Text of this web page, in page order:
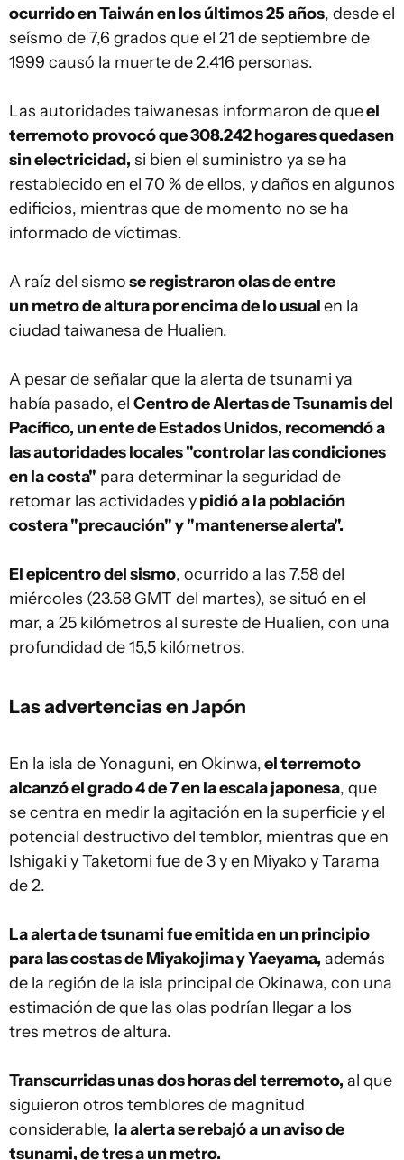
ocurrido en Taiwán en los últimos 25 años, desde el
seísmo de 7,6 grados que el 21 de septiembre de
1999 causó la muerte de 2.416 personas.
Las autoridades taiwanesas informaron de queel
terremoto provocó que 308.242 hogares quedasen
sin electricidad, si bien el suministro ya se ha
restablecido en el 70 % de ellos, y daños en algunos
edificios, mientras que de momento no se ha
informado de víctimas.
A raíz del sismose registraron olas de entre
un metro de altura por encima de lo usualen la
ciudad taiwanesa de Hualien.
A pesar de señalar que la alerta de tsunami ya
había pasado, el Centro de Alertas de Tsunamis del
Pacífico, un ente de Estados Unidos, recomendó a
las autoridades locales "controlar las condiciones
en la costa" para determinar la seguridad de
retomar las actividades ypidió a la población
costera "precaución" y "mantenerse alerta".
El epicentro del sismo, ocurrido a las 7.58 del
miércoles (23.58 GMT del martes), se situó en el
mar, a 25 kilómetros al sureste de Hualien, con una
profundidad de 15,5 kilómetros.
Las advertencias en Japón
En la isla de Yonaguni, en Okinwa,el terremoto
alcanzó el grado 4 de 7 en la escala japonesa, que
se centra en medir la agitación en la superficie y el
potencial destructivo del temblor, mientras que en
Ishigaki y Taketomi fue de 3 y en Miyako y Tarama
de 2.
La alerta de tsunami fue emitida en un principio
para las costas de Miyakojima y Yaeyama, además
de la región de la isla principal de Okinawa, con una
estimación de que las olas podrían llegar a los
tres metros de altura.
Transcurridas unas dos horas del terremoto, al que
siguieron otros temblores de magnitud
considerable, la alerta se rebajó a un aviso de
tsunami, de tres a un metro.